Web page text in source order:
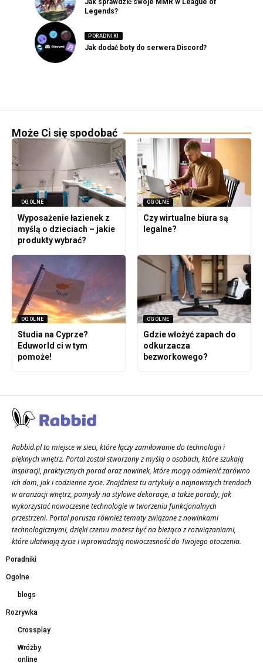
Jak sprawdzić swoje MMR w League of
Legends?
PORADNIKI
Jak dodać boty do serwera Discord?
Może Ci się spodobać
OGOLNE
Wyposażenie łazienek z
myślą o dzieciach – jakie
produkty wybrać?
OGOLNE
Czy wirtualne biura są
legalne?
OGOLNE
Studia na Cyprze?
Eduworld ci w tym
pomoże!
OGOLNE
Gdzie włożyć zapach do
odkurzacza
bezworkowego?
Rabbid.pl to miejsce w sieci, które łączy zamiłowanie do technologii i
pięknych wnętrz. Portal został stworzony z myślą o osobach, które szukają
inspiracji, praktycznych porad oraz nowinek, które mogą odmienić zarówno
ich dom, jak i codzienne życie. Znajdziesz tu artykuły o najnowszych trendach
w aranżacji wnętrz, pomysły na stylowe dekoracje, a także porady, jak
wykorzystać nowoczesne technologie w tworzeniu funkcjonalnych
przestrzeni. Portal porusza również tematy związane z nowinkami
technologicznymi, dzięki czemu możesz być na bieżąco z rozwiązaniami,
które ułatwiają życie i wprowadzają nowoczesność do Twojego otoczenia.
Poradniki
Ogolne
blogs
Rozrywka
Crossplay
Wróżby
online